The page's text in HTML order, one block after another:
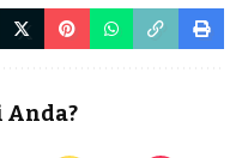
Anda?